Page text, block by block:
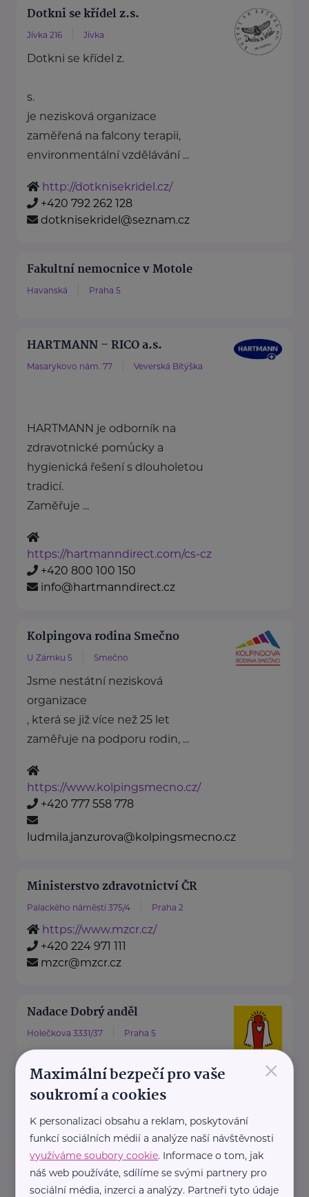
Dotkni se křídel z.s.
Jívka 216 Jívka
Dotkni se křídel z.
s.
je nezisková organizace
zaměřená na falcony terapii,
environmentální vzdělávání ...
http://dotknisekridel.cz/
+420 792 262 128
dotknisekridel@seznam.cz
Fakultní nemocnice v Motole
Havanská Praha 5
HARTMANN – RICO a.s.
Masarykovo nám. 77 Veverská Bítýška
HARTMANN je odborník na
zdravotnické pomůcky a
hygienická řešení s dlouholetou
tradicí.
Zaměřuje ...
https://hartmanndirect.com/cs-cz
+420 800 100 150
info@hartmanndirect.cz
Kolpingova rodina Smečno
U Zámku 5 Smečno
Jsme nestátní nezisková
organizace
, která se již více než 25 let
zaměřuje na podporu rodin, ...
https://www.kolpingsmecno.cz/
+420 777 558 778
ludmila.janzurova@kolpingsmecno.cz
Ministerstvo zdravotnictví ČR
Palackého náměstí 375/4 Praha 2
https://www.mzcr.cz/
+420 224 971 111
mzcr@mzcr.cz
Nadace Dobrý anděl
Holečkova 3331/37 Praha 5
rodinám s dětmi, ve kterých se
dítě, maminka nebo tatínek
potýkají ...
https://www.dobryandel.cz/
+420 733 119 119
dobryandel@dobryandel.cz
×
Maximální bezpečí pro vaše
soukromí a cookies
K personalizaci obsahu a reklam, poskytování
funkcí sociálních médií a analýze naší návštěvnosti
využíváme soubory cookie. Informace o tom, jak
náš web používáte, sdílíme se svými partnery pro
sociální média, inzerci a analýzy. Partneři tyto údaje